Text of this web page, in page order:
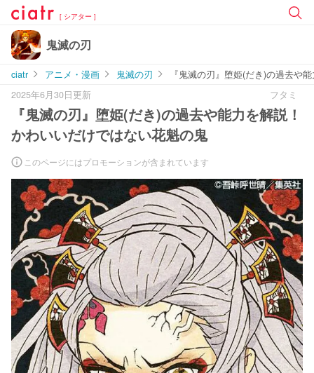
[ シアター ]
鬼滅の刃
ciatr アニメ・漫画 鬼滅の刃
『鬼滅の刃』堕姫(だき)の過去や
2025年6月30日更新
フタミ
『鬼滅の刃』堕姫(だき)の過去や能力を解説！
かわいいだけではない花魁の鬼
このページにはプロモーションが含まれています